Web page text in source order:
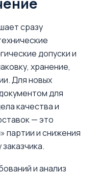
сразу
допуски и
хранение,
Для новых
для
качества и
— это
партии и снижения
и анализ